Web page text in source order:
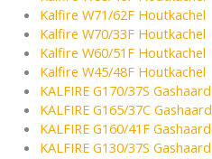
Kalfire W71/62F Houtkachel
Kalfire W70/33F Houtkachel
Kalfire W60/51F Houtkachel
Kalfire W45/48F Houtkachel
KALFIRE G170/37S Gashaard
KALFIRE G165/37C Gashaard
KALFIRE G160/41F Gashaard
KALFIRE G130/37S Gashaard